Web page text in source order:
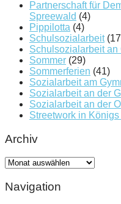
Partnerschaft für
Spreewald (4)
Pippilotta (4)
Schulsozialarbeit
Schulsozialarbeit an
Sommer (29)
Sommerferien (41)
Sozialarbeit am
Sozialarbeit an der
Sozialarbeit an der
Streetwork in
Archiv
Archiv
Navigation